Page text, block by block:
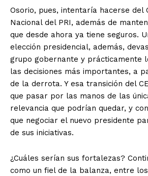
Osorio, pues, intentaría hacerse del
Nacional del PRI, además de
que desde ahora ya tiene seguros.
elección presidencial, además,
grupo gobernante y prácticamente
las decisiones más importantes, a
de la derrota. Y esa transición del
que pasar por las manos de las
relevancia que podrían quedar, y
que negociar el nuevo presidente
de sus iniciativas.
¿Cuáles serían sus fortalezas?
como un fiel de la balanza, entre